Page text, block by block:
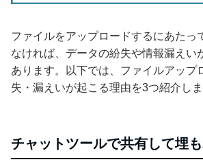
ファイルをアップロードするにあたっ
なければ、データの紛失や情報漏えい
あります。以下では、ファイルアップ
失・漏えいが起こる理由を3つ紹介しま
チャットツールで共有して埋